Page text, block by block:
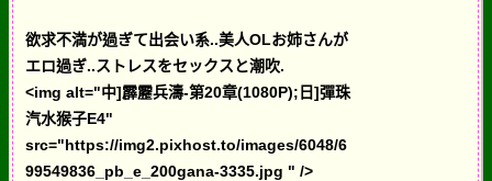
欲求不満が過ぎて出会い系..美人OLお姉さんが
エロ過ぎ..ストレスをセックスと潮吹.
<img alt="中]霹靂兵濤-第20章(1080P);日]彈珠
汽水猴子E4"
src="https://img2.pixhost.to/images/6048/6
99549836_pb_e_200gana-3335.jpg " />